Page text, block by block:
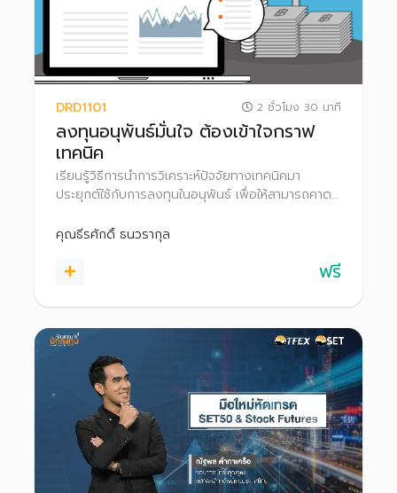
DRD1101 2 ชั่วโมง 30 นาที
ลงทุนอนุพันธ์มั่นใจ ต้องเข้าใจกราฟ
เทคนิค
เรียนรู้วิธีการนำการวิเคราะห์ปัจจัยทางเทคนิคมา
ประยุกต์ใช้กับการลงทุนในอนุพันธ์ เพื่อให้สามารถคาด
คุณธีรศักดิ์ ธนวรากุล
ฟรี